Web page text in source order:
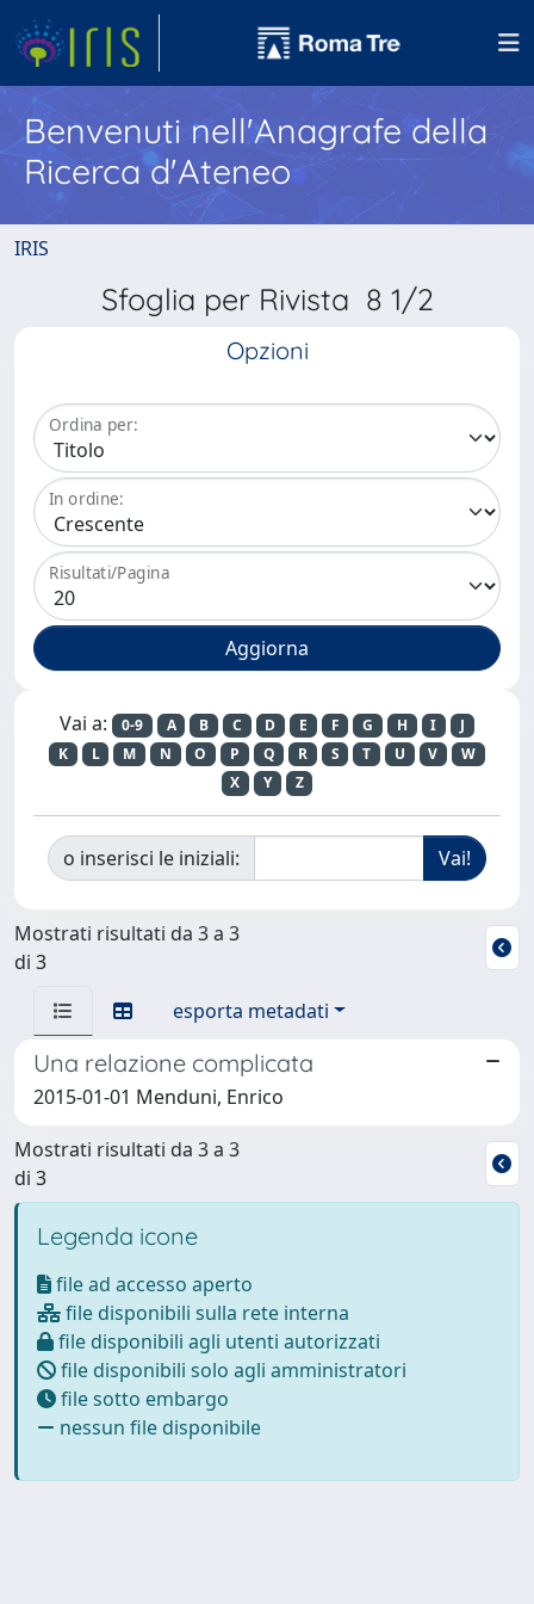
Benvenuti nell'Anagrafe della
Ricerca d'Ateneo
IRIS
Sfoglia per Rivista 8 1/2
Opzioni
Ordina per:
In ordine:
Risultati/Pagina
Vai a: 0-9 A B C D E F G H I
J
K
L M N O P Q R S T U V
W
X
Y Z
o inserisci le iniziali:
Mostrati risultati da 3 a 3
di 3
esporta metadati
Una relazione complicata
2015-01-01 Menduni, Enrico
Mostrati risultati da 3 a 3
di 3
Legenda icone
file ad accesso aperto
file disponibili sulla rete interna
file disponibili agli utenti autorizzati
file disponibili solo agli amministratori
file sotto embargo
nessun file disponibile